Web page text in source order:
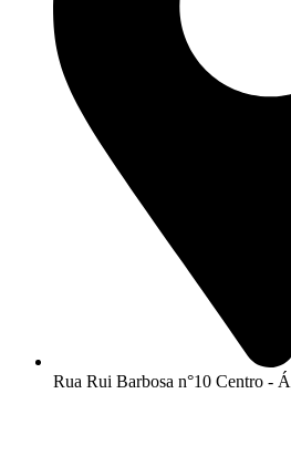
Rua Rui Barbosa n°10 Centro -